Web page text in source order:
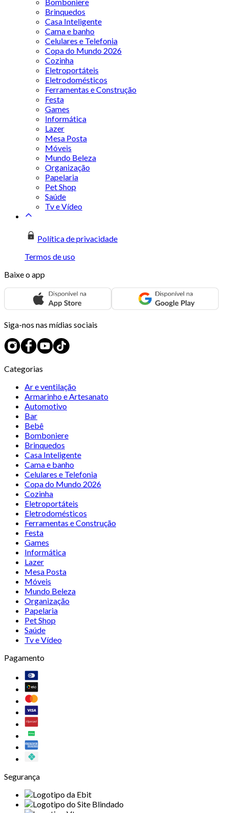
Brinquedos
Casa Inteligente
Cama e banho
Celulares e Telefonia
Copa do Mundo 2026
Cozinha
Eletroportáteis
Eletrodomésticos
Ferramentas e Construção
Festa
Games
Informática
Lazer
Mesa Posta
Móveis
Mundo Beleza
Organização
Papelaria
Pet Shop
Saúde
Tv e Vídeo
Política de privacidade
Termos de uso
Baixe o app
Siga-nos nas mídias sociais
Categorias
Ar e ventilação
Armarinho e Artesanato
Automotivo
Bar
Bebê
Bomboniere
Brinquedos
Casa Inteligente
Cama e banho
Celulares e Telefonia
Copa do Mundo 2026
Cozinha
Eletroportáteis
Eletrodomésticos
Ferramentas e Construção
Festa
Games
Informática
Lazer
Mesa Posta
Móveis
Mundo Beleza
Organização
Papelaria
Pet Shop
Saúde
Tv e Vídeo
Pagamento
Segurança